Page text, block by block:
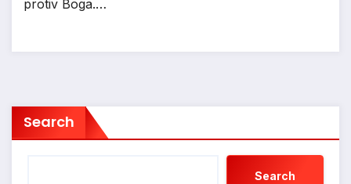
protiv Boga.…
Search
Search